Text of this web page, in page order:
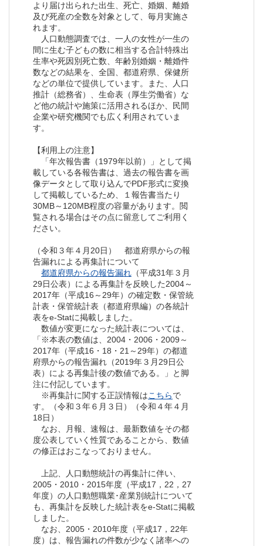
より届け出られた出生、死亡、婚姻、離婚
及び死産の全数を対象として、毎月実施さ
れます。
人口動態調査では、一人の女性が一生の
間に生む子どもの数に相当する合計特殊出
生率や死因別死亡数、年齢別婚姻・離婚件
数などの結果を、全国、都道府県、保健所
などの単位で提供しています。また、人口
推計（総務省）、生命表（厚生労働省）な
ど他の統計や施策に活用されるほか、民間
企業や研究機関でも広く利用されていま
す。
【利用上の注意】
「年次報告書（1979年以前）」として掲
載している各報告書は、過去の報告書を画
像データとして取り込んでPDF形式に変換
して掲載しているため、１報告書当たり
30MB～120MB程度の容量があります。閲
覧される場合はその点に留意してご利用く
ださい。
（令和３年４月20日） 都道府県からの報
告漏れによる再集計について
都道府県からの報告漏れ （平成31年３月
29日公表）による再集計を反映した2004～
2017年（平成16～29年）の確定数・保管統
計表・保管統計表（都道府県編）の各統計
表をe-Statに掲載しました。
数値が変更になった統計表については、
「※本表の数値は、2004・2006・2009～
2017年（平成16・18・21～29年）の都道
府県からの報告漏れ（2019年３月29日公
表）による再集計後の数値である。」と脚
注に付記しています。
※再集計に関する正誤情報はこちらで
す。（令和３年６月３日）（令和４年４月
18日）
なお、月報、速報は、最新数値をその都
度公表していく性質であることから、数値
の修正はおこなっておりません。
上記、人口動態統計の再集計に伴い、
2005・2010・2015年度（平成17，22，27
年度）の人口動態職業･産業別統計について
も、再集計を反映した統計表をe-Statに掲載
しました。
なお、2005・2010年度（平成17，22年
度）は、報告漏れの件数が少なく諸率への